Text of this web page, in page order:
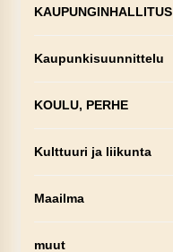
KAUPUNGINHALLITUS
Kaupunkisuunnittelu
KOULU, PERHE
Kulttuuri ja liikunta
Maailma
muut